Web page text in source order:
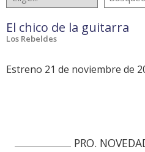
El chico de la guitarra
Los Rebeldes
Estreno 21 de noviembre de
PRO.